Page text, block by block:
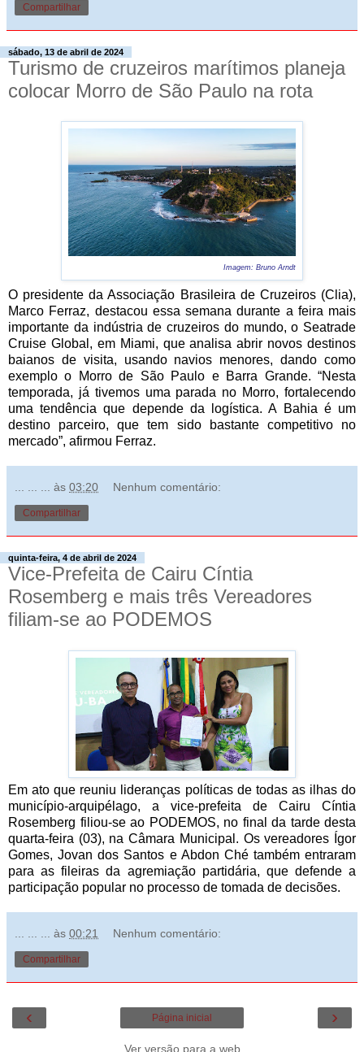
Compartilhar
sábado, 13 de abril de 2024
Turismo de cruzeiros marítimos planeja
colocar Morro de São Paulo na rota
Imagem: Bruno Arndt
O presidente da Associação Brasileira de Cruzeiros (Clia),
Marco Ferraz, destacou essa semana durante a feira mais
importante da indústria de cruzeiros do mundo, o Seatrade
Cruise Global, em Miami, que analisa abrir novos destinos
baianos de visita, usando navios menores, dando como
exemplo o Morro de São Paulo e Barra Grande. “Nesta
temporada, já tivemos uma parada no Morro, fortalecendo
uma tendência que depende da logística. A Bahia é um
destino parceiro, que tem sido bastante competitivo no
mercado”, afirmou Ferraz.
... ... ... às 03:20 Nenhum comentário:
Compartilhar
quinta-feira, 4 de abril de 2024
Vice-Prefeita de Cairu Cíntia
Rosemberg e mais três Vereadores
filiam-se ao PODEMOS
Em ato que reuniu lideranças políticas de todas as ilhas do
município-arquipélago, a vice-prefeita de Cairu Cíntia
Rosemberg filiou-se ao PODEMOS, no final da tarde desta
quarta-feira (03), na Câmara Municipal. Os vereadores Ígor
Gomes, Jovan dos Santos e Abdon Ché também entraram
para as fileiras da agremiação partidária, que defende a
participação popular no processo de tomada de decisões.
às 00:21 Nenhum comentário:
Compartilhar
‹ ›
Página inicial
Ver versão para a web